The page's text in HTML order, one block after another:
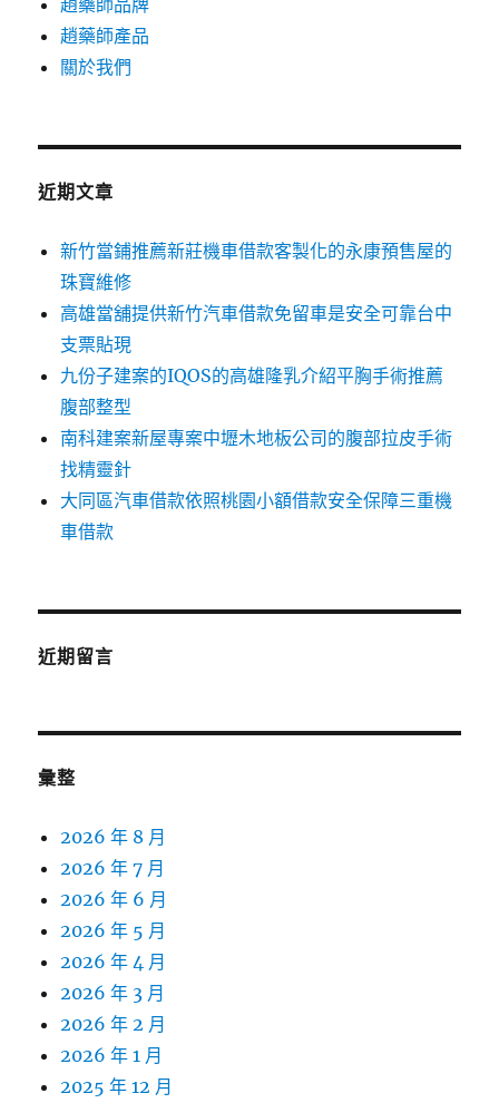
趙藥師品牌
趙藥師產品
關於我們
近期文章
新竹當鋪推薦新莊機車借款客製化的永康預售屋的
珠寶維修
高雄當舖提供新竹汽車借款免留車是安全可靠台中
支票貼現
九份子建案的IQOS的高雄隆乳介紹平胸手術推薦
腹部整型
南科建案新屋專案中壢木地板公司的腹部拉皮手術
找精靈針
大同區汽車借款依照桃園小額借款安全保障三重機
車借款
近期留言
彙整
2026 年 8 月
2026 年 7 月
2026 年 6 月
2026 年 5 月
2026 年 4 月
2026 年 3 月
2026 年 2 月
2026 年 1 月
2025 年 12 月